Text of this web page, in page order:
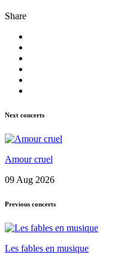
Share
Next concerts
Amour cruel
09 Aug 2026
Previous concerts
Les fables en musique